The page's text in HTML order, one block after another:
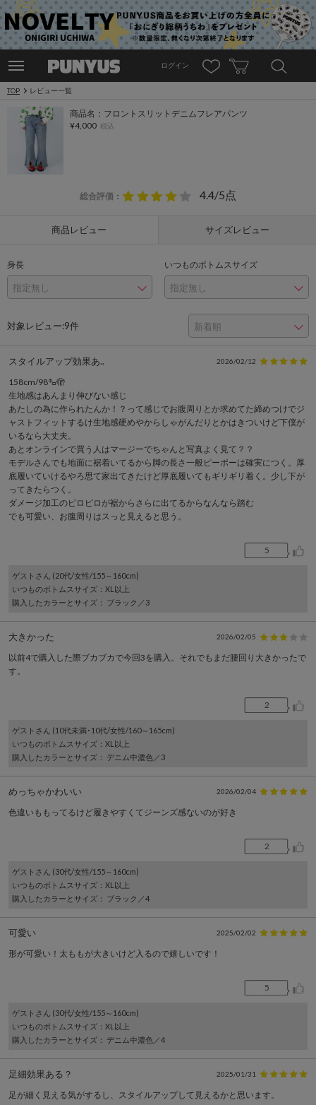
ログイン
TOP レビュー一覧
商品名：フロントスリットデニムフレアパンツ
¥4,000 税込
総合評価 ： 4.4/5点
商品レビュー サイズレビュー
身長 いつものボトムスサイズ
対象レビュー:9件
スタイルアップ効果あ.. 2026/02/12
158cm/98㌔🫣
生地感はあんまり伸びない感じ
あたしの為に作られたんか！？って感じでお腹周りとか求めてた締めつけでジ
ャストフィットするけ生地感硬めやからしゃがんだりとかはきついけど下僕が
いるなら大丈夫。
あとオンラインで買う人はマージーでちゃんと写真よく見て？？
モデルさんでも地面に裾着いてるから脚の長さ一般ピーポーは確実につく。厚
底履いていけるやろ思て家出てきたけど厚底履いてもギリギリ着く。少し下が
ってきたらつく。
ダメージ加工のピロピロが裾からさらに出てるからなんなら踏む
でも可愛い、お腹周りはスっと見えると思う。
5
ゲスト さん (20代/女性/155～160cm)
いつものボトムスサイズ ：XL以上
購入したカラーとサイズ ： ブラック／3
大きかった 2026/02/05
以前4で購入した際ブカブカで今回3を購入。それでもまだ腰回り大きかったで
す。
2
ゲスト さん (10代未満･10代/女性/160～165cm)
いつものボトムスサイズ ：XL以上
購入したカラーとサイズ ： デニム中濃色／3
めっちゃかわいい 2026/02/04
色違いももってるけど履きやすくてジーンズ感ないのが好き
2
ゲスト さん (30代/女性/155～160cm)
いつものボトムスサイズ ：XL以上
購入したカラーとサイズ ： ブラック／4
可愛い 2025/02/02
形が可愛い！太ももが大きいけど入るので嬉しいです！
5
ゲスト さん (30代/女性/155～160cm)
いつものボトムスサイズ ：XL以上
購入したカラーとサイズ ： デニム中濃色／4
足細効果ある？ 2025/01/31
足が細く見える気がするし、スタイルアップして見えるかと思います。